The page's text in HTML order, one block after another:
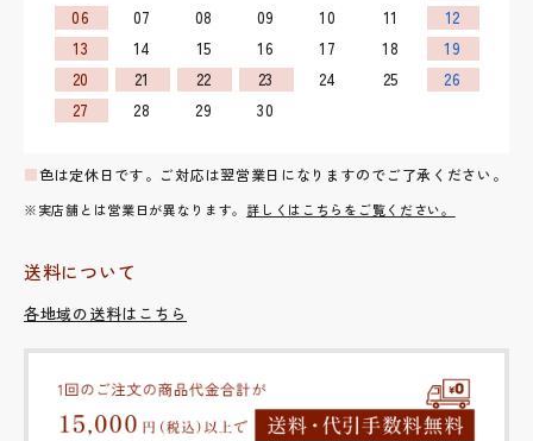
06
07 08 09 10 11
12
13
14 15 16 17 18
19
20
21 22 23 24 25
26
27
28 29 30
■色は定休日です。ご対応は翌営業日になりますのでご了承ください。
※実店舗とは営業日が異なります。 詳しくはこちらをご覧ください。
送料について
各地域の送料はこちら